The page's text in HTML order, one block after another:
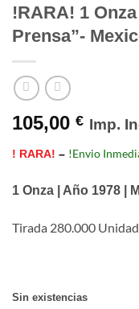
!RARA! 1
Prensa”-
105,00 € Imp.
! RARA! – !Envio
1 Onza | Año 1978 |
Tirada 280.000
Sin existencias